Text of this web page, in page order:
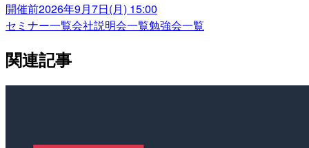
開催前2026年9月7日(月) 15:00
セミナー一覧会社説明会一覧勉強会一覧
関連記事